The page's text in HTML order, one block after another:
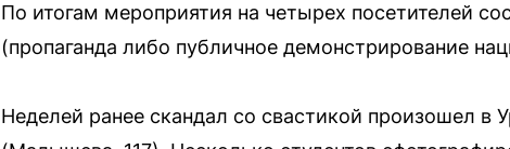
По итогам мероприятия на четырех посетителей
(пропаганда либо публичное демонстрирование
Неделей ранее скандал со свастикой произошел в